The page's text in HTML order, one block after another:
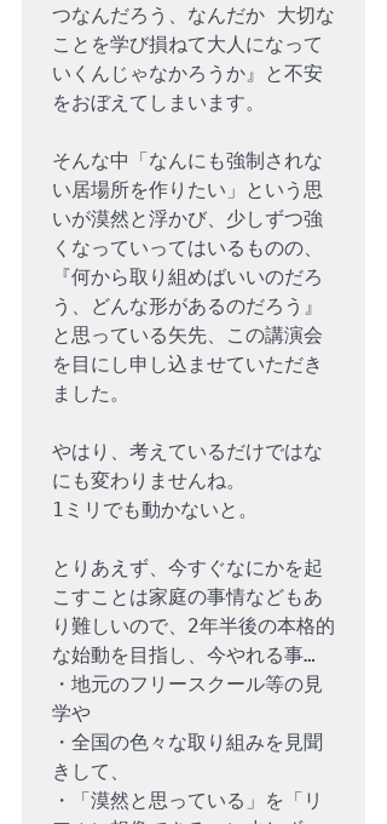
つなんだろう、なんだか 大切な
ことを学び損ねて大人になって
いくんじゃなかろうか』と不安
をおぼえてしまいます。
そんな中「なんにも強制されな
い居場所を作りたい」という思
いが漠然と浮かび、少しずつ強
くなっていってはいるものの、
『何から取り組めばいいのだろ
う、どんな形があるのだろう』
と思っている矢先、この講演会
を目にし申し込ませていただき
ました。
やはり、考えているだけではな
にも変わりませんね。
1ミリでも動かないと。
とりあえず、今すぐなにかを起
こすことは家庭の事情などもあ
り難しいので、2年半後の本格的
な始動を目指し、今やれる事…
・地元のフリースクール等の見
学や
・全国の色々な取り組みを見聞
きして、
・「漠然と思っている」を「リ